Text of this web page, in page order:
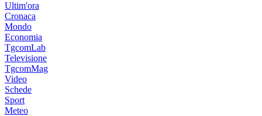
Ultim'ora
Cronaca
Mondo
Economia
TgcomLab
Televisione
TgcomMag
Video
Schede
Sport
Meteo